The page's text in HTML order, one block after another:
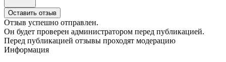
Оставить отзыв
Отзыв успешно отправлен.
Он будет проверен администратором перед публикацией.
Перед публикацией отзывы проходят модерацию
Информация